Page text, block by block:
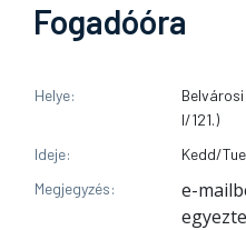
Fogadóóra
Helye
I/121.)
Ideje
Kedd/
Megjegyzés
e-